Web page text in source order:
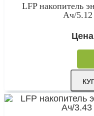
LFP накопитель
Ач/